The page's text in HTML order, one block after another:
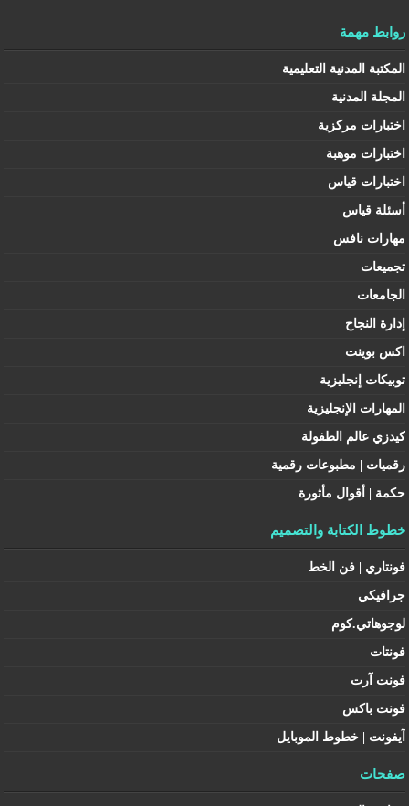
روابط مهمة
المكتبة المدنية التعليمية
المجلة المدنية
اختبارات مركزية
اختبارات موهبة
اختبارات قياس
أسئلة قياس
مهارات نافس
تجميعات
الجامعات
إدارة النجاح
اكس بوينت
توبيكات إنجليزية
المهارات الإنجليزية
كيدزي عالم الطفولة
رقميات | مطبوعات رقمية
حكمة | أقوال مأثورة
خطوط الكتابة والتصميم
فونتاري | فن الخط
جرافيكي
لوجوهاتي.كوم
فونتات
فونت آرت
فونت باكس
آيفونت | خطوط الموبايل
صفحات